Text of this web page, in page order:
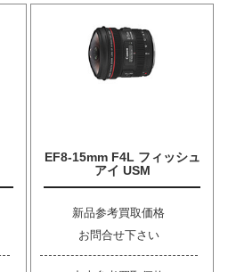
EF8-15mm F4L フィッシュ
アイ USM
新品参考買取価格
お問合せ下さい